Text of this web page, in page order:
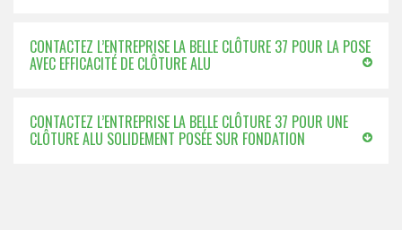
CONTACTEZ L’ENTREPRISE LA BELLE CLÔTURE 37 POUR LA POSE
AVEC EFFICACITÉ DE CLÔTURE ALU
CONTACTEZ L’ENTREPRISE LA BELLE CLÔTURE 37 POUR UNE
CLÔTURE ALU SOLIDEMENT POSÉE SUR FONDATION